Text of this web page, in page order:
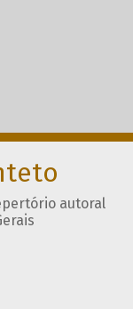
autoral